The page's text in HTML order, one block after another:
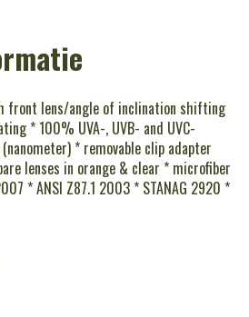
front lens/angle of inclination shifting
* 100% UVA-, UVB- and UVC-
* removable clip adapter
lenses in orange & clear * microfiber
* ANSI Z87.1 2003 * STANAG 2920 *